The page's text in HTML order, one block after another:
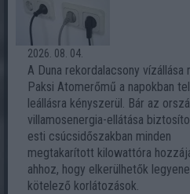
2026. 08. 04.
A Duna rekordalacsony vízállása
Paksi Atomerőmű a napokban
leállásra kényszerül. Bár az
villamosenergia-ellátása
esti csúcsidőszakban minden
megtakarított kilowattóra
ahhoz, hogy elkerülhetők
kötelező korlátozások.